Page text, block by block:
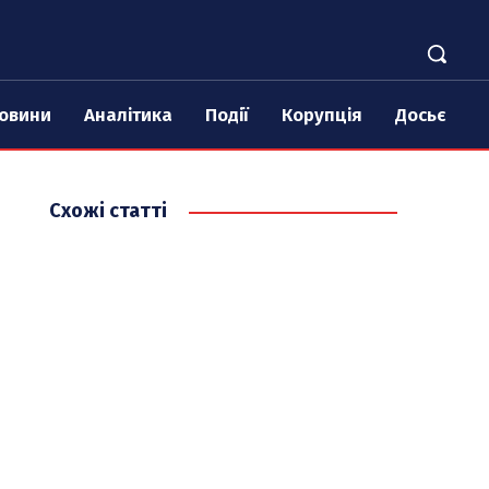
Аналітика Події Корупція Досьє
Схожі статті